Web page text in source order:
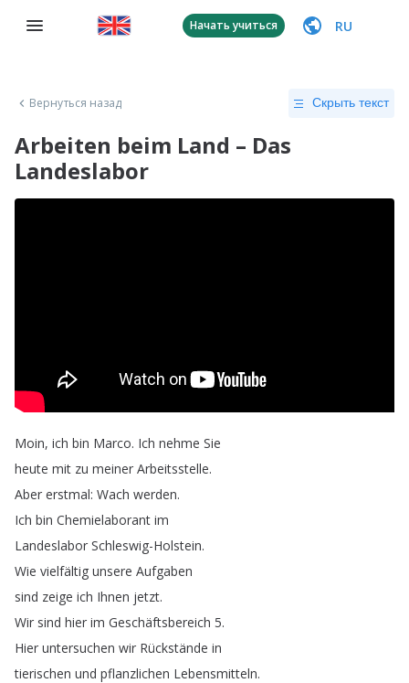
Начать учиться RU
Вернуться назад Скрыть текст
Arbeiten beim Land – Das
Landeslabor
Moin, ich bin Marco. Ich nehme Sie
heute mit zu meiner Arbeitsstelle.
Aber erstmal: Wach werden.
Ich bin Chemielaborant im
Landeslabor Schleswig-Holstein.
Wie vielfältig unsere Aufgaben
sind zeige ich Ihnen jetzt.
Wir sind hier im Geschäftsbereich 5.
Hier untersuchen wir Rückstände in
tierischen und pflanzlichen Lebensmitteln.